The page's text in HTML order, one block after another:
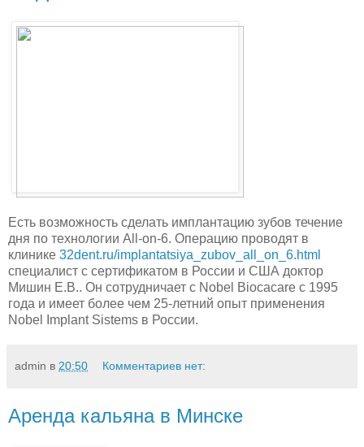
Есть возможность сделать имплантацию зубов течение
дня по технологии All-on-6. Операцию проводят в
клинике 32dent.ru/implantatsiya_zubov_all_on_6.html
специалист с сертификатом в России и США доктор
Мишин Е.В.. Он сотрудничает с Nobel Biocacare с 1995
года и имеет более чем 25-летний опыт применения
Nobel Implant Sistems в России.
admin в 20:50 Комментариев нет:
Аренда кальяна в Минске